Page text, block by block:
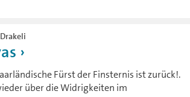
Fürst der Finsternis ist zurück!.
über die Widrigkeiten im